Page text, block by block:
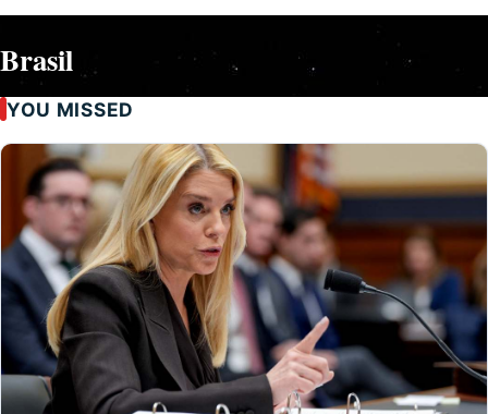
Brasil
YOU MISSED